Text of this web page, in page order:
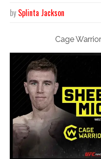
by Splinta Jackson
Cage